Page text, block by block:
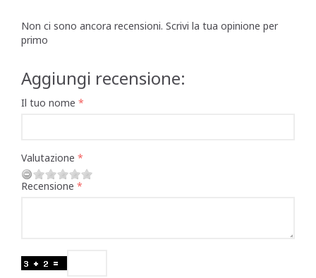
Non ci sono ancora recensioni. Scrivi la tua opinione per
primo
Aggiungi recensione:
Il tuo nome
Valutazione
Recensione